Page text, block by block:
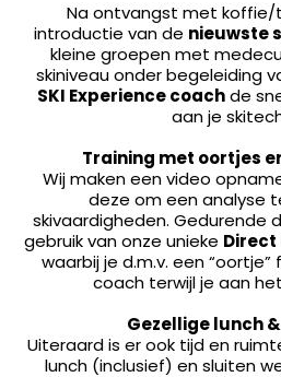
Na ontvangst met koffie/
introductie van de nieuwste
kleine groepen met
skiniveau onder begeleiding
SKI Experience coachde
aan je
Training met oortjes
Wij maken een video
deze om een analyse
skivaardigheden. Gedurende
gebruik van onze unieke
waarbij je d.m.v. een
coach terwijl je aan
Gezellige lunch
Uiteraard is er ook tijd en
lunch (inclusief) en sluiten